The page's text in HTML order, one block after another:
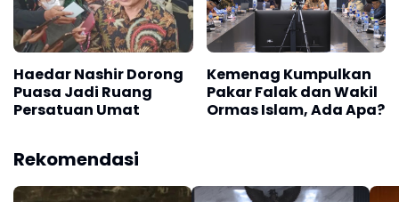
Haedar Nashir Dorong
Puasa Jadi Ruang
Persatuan Umat
Kemenag Kumpulkan
Pakar Falak dan Wakil
Ormas Islam, Ada Apa?
Rekomendasi